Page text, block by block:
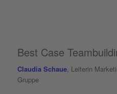
Best Case
Claudia Schaue, Leiterin
Gruppe